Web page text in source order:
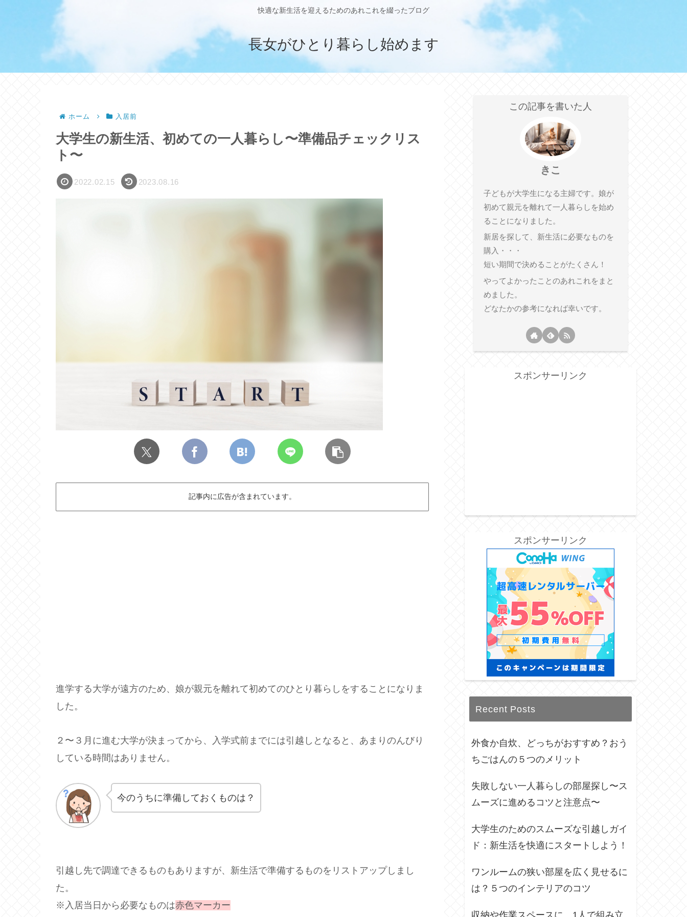
快適な新生活を迎えるためのあれこれを綴ったブログ
長女がひとり暮らし始めます
ホーム 入居前
大学生の新生活、初めての一人暮らし〜準備品チェックリス
ト〜
2022.02.15 2023.08.16
記事内に広告が含まれています。
進学する大学が遠方のため、娘が親元を離れて初めてのひとり暮らしをすることになりま
した。
２〜３月に進む大学が決まってから、入学式前までには引越しとなると、あまりのんびり
している時間はありません。
今のうちに準備しておくものは？
引越し先で調達できるものもありますが、新生活で準備するものをリストアップしまし
た。
※入居当日から必要なものは赤色マーカー
この記事を書いた人
きこ
子どもが大学生になる主婦です。娘が
初めて親元を離れて一人暮らしを始め
ることになりました。
新居を探して、新生活に必要なものを
購入・・・
短い期間で決めることがたくさん！
やってよかったことのあれこれをまと
めました。
どなたかの参考になれば幸いです。
スポンサーリンク
スポンサーリンク
Recent Posts
外食か自炊、どっちがおすすめ？おう
ちごはんの５つのメリット
失敗しない一人暮らしの部屋探し〜ス
ムーズに進めるコツと注意点〜
大学生のためのスムーズな引越しガイ
ド：新生活を快適にスタートしよう！
ワンルームの狭い部屋を広く見せるに
は？５つのインテリアのコツ